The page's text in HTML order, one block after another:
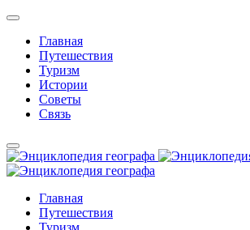
Главная
Путешествия
Туризм
Истории
Советы
Связь
Главная
Путешествия
Туризм